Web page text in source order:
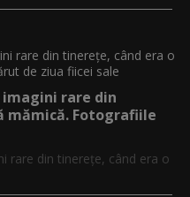
imagini rare din
mămică. Fotografiile
rare din tinerețe, când era o